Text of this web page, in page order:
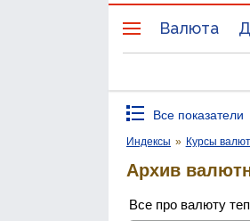
Валюта
Все показатели
Индексы » Курсы валют
Архив
Все про валюту